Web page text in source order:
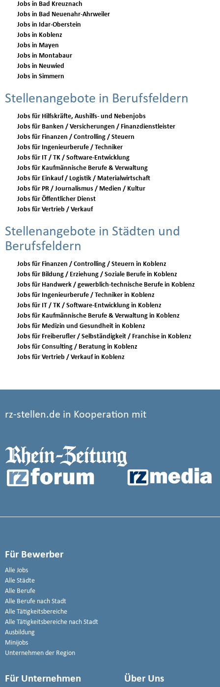
Jobs in Bad Kreuznach
Jobs in Bad Neuenahr-Ahrweiler
Jobs in Idar-Oberstein
Jobs in Koblenz
Jobs in Mayen
Jobs in Montabaur
Jobs in Neuwied
Jobs in Simmern
Stellenangebote in Berufsfeldern
Jobs für Hilfskräfte, Aushilfs- und Nebenjobs
Jobs für Banken / Versicherungen / Finanzdienstleister
Jobs für Finanzen / Controlling / Steuern
Jobs für Ingenieurberufe / Techniker
Jobs für IT / TK / Software-Entwicklung
Jobs für Kaufmännische Berufe & Verwaltung
Jobs für Einkauf / Logistik / Materialwirtschaft
Jobs für PR / Journalismus / Medien / Kultur
Jobs für Öffentlicher Dienst
Jobs für Vertrieb / Verkauf
Stellenangebote in Städten und
Berufsfeldern
Jobs für Finanzen / Controlling / Steuern in Koblenz
Jobs für Bildung / Erziehung / Soziale Berufe in Koblenz
Jobs für Handwerk / gewerblich-technische Berufe in Koblenz
Jobs für Ingenieurberufe / Techniker in Koblenz
Jobs für IT / TK / Software-Entwicklung in Koblenz
Jobs für Kaufmännische Berufe & Verwaltung in Koblenz
Jobs für Medizin und Gesundheit in Koblenz
Jobs für Freiberufler / Selbständigkeit / Franchise in Koblenz
Jobs für Consulting / Beratung in Koblenz
Jobs für Vertrieb / Verkauf in Koblenz
rz-stellen.de in Kooperation mit
Für Bewerber
Alle Jobs
Alle Städte
Alle Berufe
Alle Berufe nach Stadt
Alle Tätigkeitsbereiche
Alle Tätigkeitsbereiche nach Stadt
Ausbildung
Minijobs
Unternehmen der Region
Für Unternehmen Über Uns